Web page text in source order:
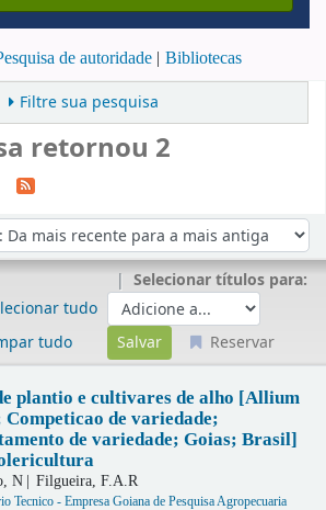
de autoridade Bibliotecas
Filtre sua pesquisa
retornou 2
tudo
tudo
Selecionar títulos para:
Reservar
plantio e cultivares de alho [Allium
de variedade;
de variedade; Goias; Brasil]
N Filgueira, F.A.R
Tecnico - Empresa Goiana de Pesquisa Agropecuaria